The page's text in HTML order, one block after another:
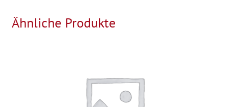
Ähnliche Produkte